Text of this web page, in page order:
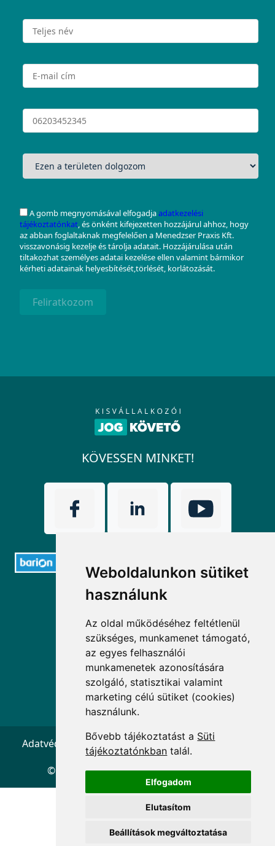
Weboldalunkon sütiket
használunk
Az oldal működéséhez feltétlenül
szükséges, munkamenet támogató,
az egyes felhasználói
munkamenetek azonosítására
szolgáló, statisztikai valamint
marketing célú sütiket (cookies)
használunk.
Bővebb tájékoztatást a Süti
tájékoztatónkban talál.
Elfogadom
Elutasítom
Beállítások megváltoztatása
A gomb megnyomásával elfogadjaadatkezelési
tájékoztatónkat, és önként kifejezetten hozzájárul ahhoz, hogy
az abban foglaltaknak megfelelően a Menedzser Praxis Kft.
visszavonásig kezelje és tárolja adatait. Hozzájárulása után
tiltakozhat személyes adatai kezelése ellen valamint bármikor
kérheti adatainak helyesbítését,törlését, korlátozását.
Feliratkozom
KÖVESSEN MINKET!
ELÉRHETŐSÉGEK
+36 1 880 7600
info@mprx.hu
Adatvédelem ÁSZF Impresszum
Kapcsolat
© 2026 Copyright:Menedzserpraxis.hu